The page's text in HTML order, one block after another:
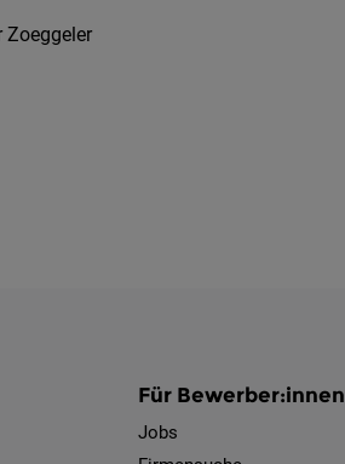
Zoeggeler
Für Bewerber:innen
Jobs